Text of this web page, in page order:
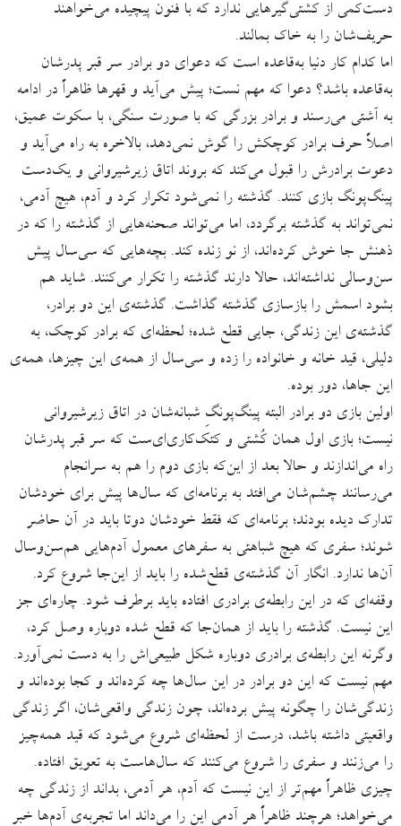
دست‌کمی از کشتی‌گیرهایی ندارد که با فنون پیچیده می‌خواهند
حریف‌شان را به خاک بمالند.
اما کدام کار دنیا به‌قاعده است که دعوای دو برادر سر قبر پدرشان
به‌قاعده باشد؟ دعوا که مهم نست؛ پیش می‌آید و قهرها ظاهراً در ادامه
به آشتی می‌رسند و برادر بزرگی که با صورت سنگی، با سکوت عمیق،
اصلاً حرف برادر کوچکش را گوش نمی‌دهد، بالاخره به راه می‌آید و
دعوت برادرش را قبول می‌کند که بروند اتاق زیرشیروانی و یک‌دست
پینگ‌پونگ بازی کنند. گذشته را نمی‌شود تکرار کرد و آدم، هیچ آدمی،
نمی‌تواند به گذشته برگردد، اما می‌تواند صحنه‌‌هایی از گذشته را که در
ذهنش جا خوش کرده‌اند، از نو زنده کند. بچه‌هایی که سی‌سال پیش
سن‌وسالی نداشته‌اند، حالا دارند گذشته را تکرار می‌کنند. شاید هم
بشود اسمش را بازسازی گذشته گذاشت. گذشته‌ی این دو برادر،
گذشته‌ی این زندگی، جایی قطع شده؛ لحظه‌ای که برادر کوچک، به
دلیلی، قید خانه و خانواده را زده و سی‌سال از همه‌ی این چیزها، همه‌ی
این جاها، دور بوده.
اولین بازی دو برادر البته پینگ‌پونگِ شبانه‌شان در اتاق زیرشیروانی
نیست؛ بازی اول همان کُشتی و کتک‌کاری‌ای‌ست که سر قبر پدرشان
راه می‌اندازند و حالا بعد از این‌که بازی دوم را هم به سرانجام
می‌رسانند چشم‌شان می‌افتد به برنامه‌ای که سال‌ها پیش برای خودشان
تدارک دیده بودند؛ برنامه‌ای که فقط خودشان دوتا باید در آن حاضر
شوند؛ سفری که هیچ شباهتی به سفرهای معمول آدم‌هایی هم‌سن‌وسال
آن‌ها ندارد. انگار آن گذشته‌ی قطع‌شده را باید از این‌جا شروع کرد.
وقفه‌ای که در این رابطه‌ی برادری افتاده باید برطرف شود. چاره‌‌ای جز
این نیست. گذشته را باید از همان‌جا که قطع شده دوباره وصل کرد،
وگرنه این رابطه‌ی برادری دوباره شکل طبیعی‌اش را به دست نمی‌آورد.
مهم نیست که این دو برادر در این سال‌ها چه کرده‌اند و کجا بوده‌اند و
زندگی‌شان را چگونه پیش برده‌اند، چون زندگی واقعی‌شان، اگر زندگی
واقعیتی داشته باشد، درست از لحظه‌ای شروع می‌شود که قید همه‌چیز
را می‌زنند و سفری را شروع می‌کنند که سال‌هاست به تعویق افتاده.
چیزی ظاهراً مهم‌تر از این نیست که آدم، هر آدمی، بداند از زندگی چه
می‌خواهد؛ هرچند ظاهراً هر آدمی این را می‌داند اما تجربه‌ی آدم‌ها خبر